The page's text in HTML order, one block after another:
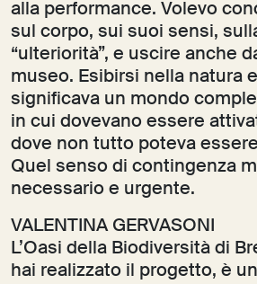
alla performance. Volevo
sul corpo, sui suoi sensi,
“ulteriorità”, e uscire anche
museo. Esibirsi nella natura
significava un mondo
in cui dovevano essere
dove non tutto poteva
Quel senso di contingenza
necessario e urgente.
VALENTINA GERVASONI
L’Oasi della Biodiversità di
hai realizzato il progetto, è